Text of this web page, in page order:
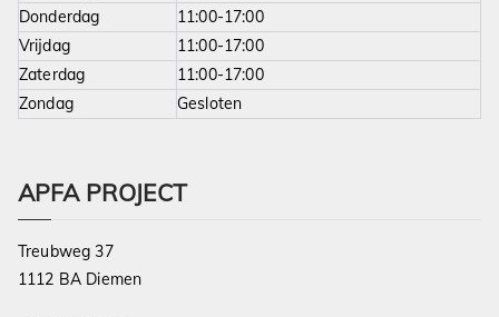
Donderdag
11:00-17:00
Vrijdag
11:00-17:00
Zaterdag
11:00-17:00
Zondag
Gesloten
APFA PROJECT
Treubweg 37
1112 BA Diemen